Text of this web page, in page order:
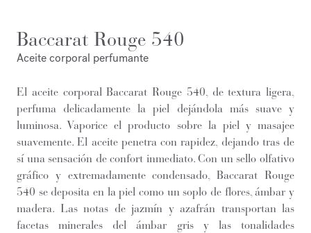
Baccarat Rouge 540
Aceite corporal perfumante
El aceite corporal Baccarat Rouge 540, de textura ligera,
perfuma delicadamente la piel dejándola más suave y
luminosa. Vaporice el producto sobre la piel y masajee
suavemente. El aceite penetra con rapidez, dejando tras de
sí una sensación de confort inmediato. Con un sello olfativo
gráfico y extremadamente condensado, Baccarat Rouge
540 se deposita en la piel como un soplo de flores, ámbar y
madera. Las notas de jazmín y azafrán transportan las
facetas minerales del ámbar gris y las tonalidades